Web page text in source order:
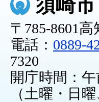
須崎市
〒785-8601
電話： 0889-
7320
開庁時間：
（土曜・日